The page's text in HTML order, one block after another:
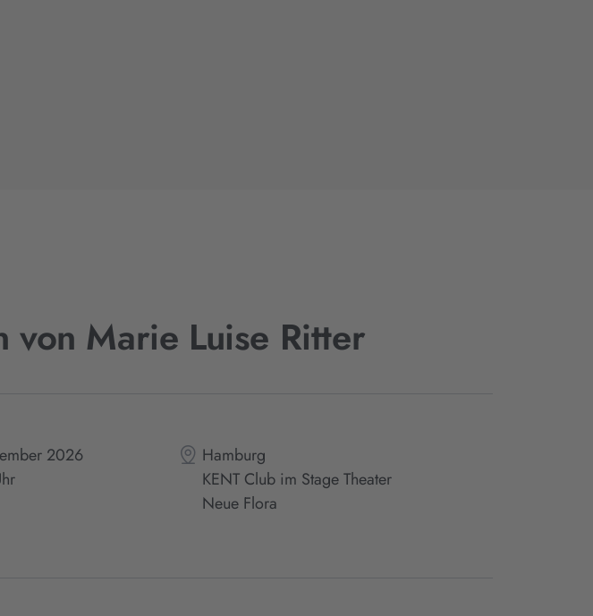
von Marie Luise Ritter
2026
Hamburg
KENT Club im Stage Theater
Neue Flora